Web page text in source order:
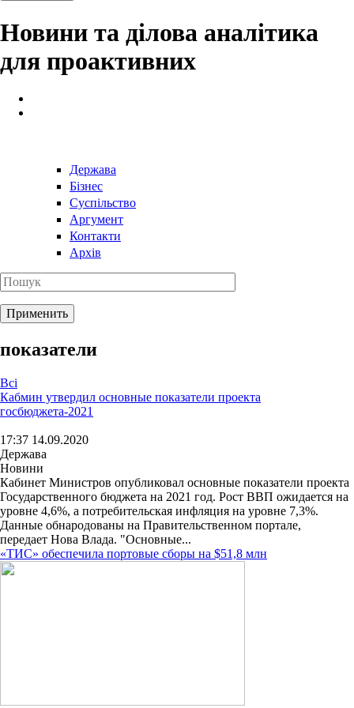
Новини та ділова аналітика
для проактивних
Держава
Бізнес
Суспільство
Аргумент
Контакти
Архів
показатели
Всі
Кабмин утвердил основные показатели проекта
госбюджета-2021
17:37 14.09.2020
Держава
Новини
Кабинет Министров опубликовал основные показатели проекта
Государственного бюджета на 2021 год. Рост ВВП ожидается на
уровне 4,6%, а потребительская инфляция на уровне 7,3%.
Данные обнародованы на Правительственном портале,
передает Нова Влада. "Основные...
«ТИС» обеспечила портовые сборы на $51,8 млн